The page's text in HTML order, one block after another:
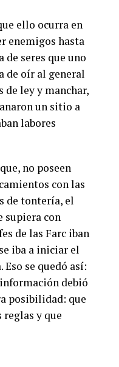
ello ocurra en
enemigos hasta
seres que uno
de oír al general
ley y manchar,
un sitio a
labores
no poseen
con las
de tontería, el
supiera con
de las Farc iban
iba a iniciar el
se quedó así:
debió
posibilidad: que
y que